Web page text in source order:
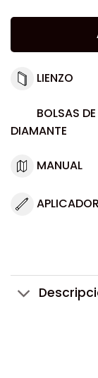
LIENZO
BOLSAS DE
DIAMANTE
MANUAL
APLICADOR